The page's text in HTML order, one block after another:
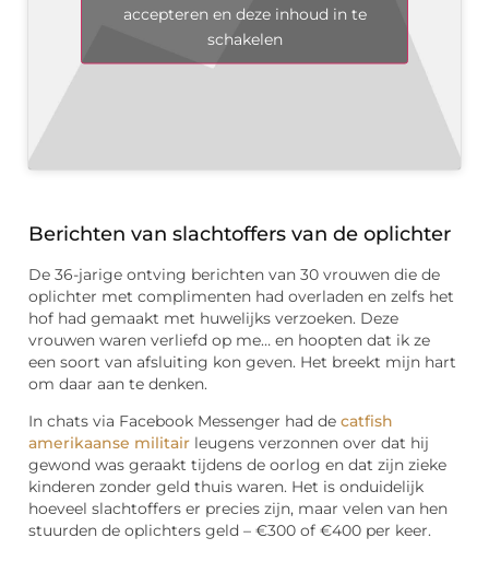
accepteren en deze inhoud in te
schakelen
Berichten van slachtoffers van de oplichter
De 36-jarige ontving berichten van 30 vrouwen die de
oplichter met complimenten had overladen en zelfs het
hof had gemaakt met huwelijks verzoeken. Deze
vrouwen waren verliefd op me… en hoopten dat ik ze
een soort van afsluiting kon geven. Het breekt mijn hart
om daar aan te denken.
In chats via Facebook Messenger had de catfish
amerikaanse militair leugens verzonnen over dat hij
gewond was geraakt tijdens de oorlog en dat zijn zieke
kinderen zonder geld thuis waren. Het is onduidelijk
hoeveel slachtoffers er precies zijn, maar velen van hen
stuurden de oplichters geld – €300 of €400 per keer.